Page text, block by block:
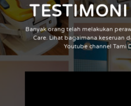
Banyak orang telah melakukan
Care. Lihat bagaimana keseruan
Youtube channel Tami